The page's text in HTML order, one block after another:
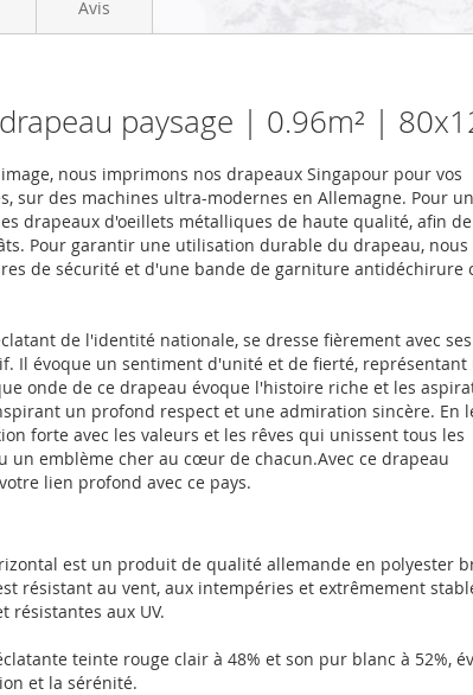
paysage | 0.96m² |
nous imprimons nos drapeaux Singapour pour vos
sur des machines ultra-modernes en Allemagne. Pour
drapeaux d'oeillets métalliques de haute qualité, afin
Pour garantir une utilisation durable du drapeau, nous
de sécurité et d'une bande de garniture antidéchirure
de l'identité nationale, se dresse fièrement avec ses
Il évoque un sentiment d'unité et de fierté, représentant
onde de ce drapeau évoque l'histoire riche et les
un profond respect et une admiration sincère. En
forte avec les valeurs et les rêves qui unissent tous les
un emblème cher au cœur de chacun.Avec ce drapeau
lien profond avec ce pays.
est un produit de qualité allemande en polyester
résistant au vent, aux intempéries et extrêmement
résistantes aux UV.
teinte rouge clair à 48% et son pur blanc à 52%,
et la sérénité.
Avis